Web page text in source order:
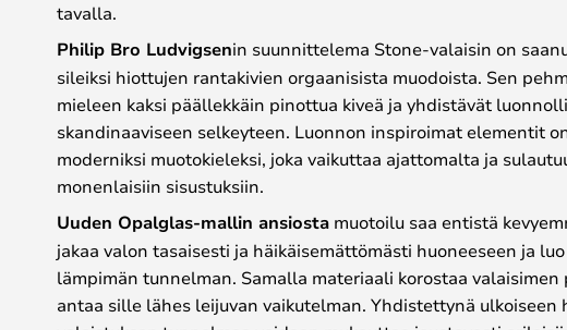
tavalla.
Philip Bro Ludvigsenin suunnittelema Stone-valaisin on
sileiksi hiottujen rantakivien orgaanisista muodoista. Sen
mieleen kaksi päällekkäin pinottua kiveä ja yhdistävät
skandinaaviseen selkeyteen. Luonnon inspiroimat elementit
moderniksi muotokieleksi, joka vaikuttaa ajattomalta ja
monenlaisiin sisustuksiin.
Uuden Opalglas-mallin ansiosta muotoilu saa entistä
jakaa valon tasaisesti ja häikäisemättömästi huoneeseen ja
lämpimän tunnelman. Samalla materiaali korostaa valaisimen
antaa sille lähes leijuvan vaikutelman. Yhdistettynä ulkoiseen